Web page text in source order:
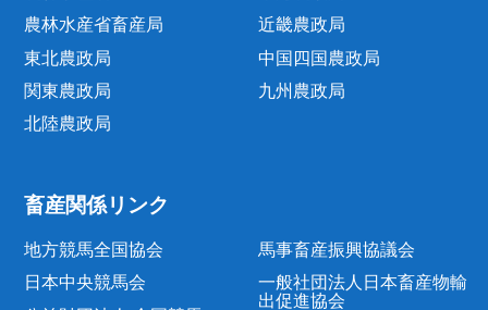
農林水産省畜産局
東北農政局
関東農政局
北陸農政局
近畿農政局
中国四国農政局
九州農政局
畜産関係リンク
地方競馬全国協会
日本中央競馬会
馬事畜産振興協議会
一般社団法人日本畜産物輸
出促進協会